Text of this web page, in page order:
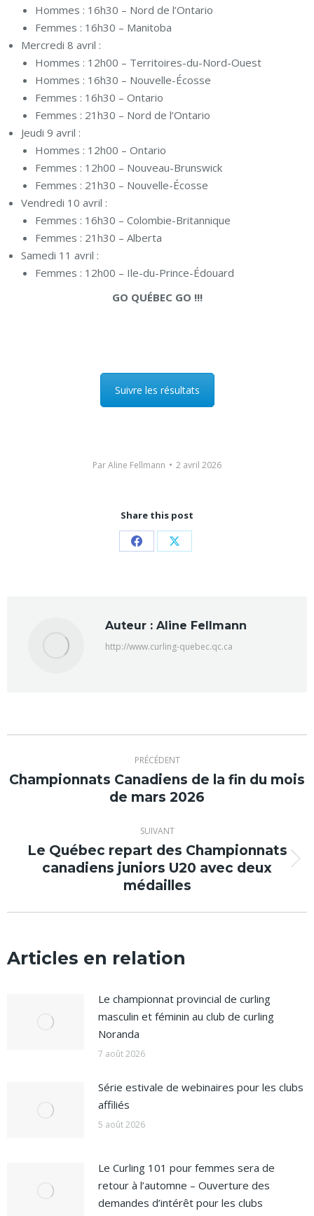
Hommes : 16h30 – Nord de l’Ontario
Femmes : 16h30 – Manitoba
Mercredi 8 avril :
Hommes : 12h00 – Territoires-du-Nord-Ouest
Hommes : 16h30 – Nouvelle-Écosse
Femmes : 16h30 – Ontario
Femmes : 21h30 – Nord de l’Ontario
Jeudi 9 avril :
Hommes : 12h00 – Ontario
Femmes : 12h00 – Nouveau-Brunswick
Femmes : 21h30 – Nouvelle-Écosse
Vendredi 10 avril :
Femmes : 16h30 – Colombie-Britannique
Femmes : 21h30 – Alberta
Samedi 11 avril :
Femmes : 12h00 – Ile-du-Prince-Édouard
GO QUÉBEC GO !!!
Suivre les résultats
ParAline Fellmann 2 avril 2026
Share this post
PartagerPartager
Auteur : Aline Fellmann
http://www.curling-quebec.qc.ca
Navigation
article
PRÉCÉDENT
Article
précédent
Championnats Canadiens de la fin du mois
de mars 2026
SUIVANT
Article
suivant
Le Québec repart des Championnats
canadiens juniors U20 avec deux
médailles
Articles en relation
Le championnat provincial de curling
masculin et féminin au club de curling
Noranda
7 août 2026
Série estivale de webinaires pour les clubs
affiliés
5 août 2026
Le Curling 101 pour femmes sera de
retour à l’automne – Ouverture des
demandes d’intérêt pour les clubs